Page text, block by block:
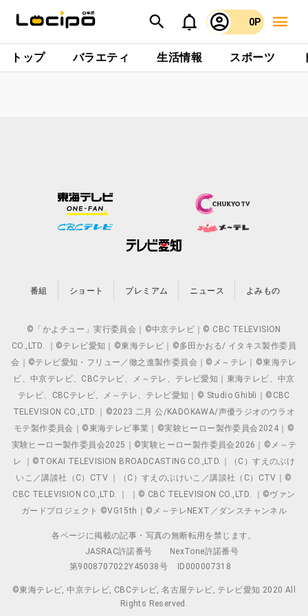
0P
トップ バラエティ 生活情報 スポーツ
番組 ショート プレミアム ニュース よみもの
©「かよチュー」実行委員会｜©中京テレビ｜© CBC TELEVISION
CO.,LTD. ｜©テレビ愛知｜©東海テレビ｜©多田かおる/ イタキス製作委員
会｜©テレビ愛知・フリュー／徹之進製作委員会｜©メ～テレ｜©東海テレ
ビ、中京テレビ、CBCテレビ、メ～テレ、テレビ愛知｜東海テレビ、中京
テレビ、CBCテレビ、メ～テレ、テレビ愛知｜© Studio Ghibli｜©CBC
TELEVISION CO.,LTD.｜©2023 二月 公/KADOKAWA/声優ラジオのウラオ
モテ製作委員会｜©東海テレビ事業｜©実験ヒーロー製作委員会2024｜©
実験ヒーロー製作委員会2025｜©実験ヒーロー製作委員会2026｜©メ～テ
レ ｜©TOKAI TELEVISION BROADCASTING CO.,LTD.｜（C）すえのぶけ
いこ／講談社（C）CTV ｜（C）すえのぶけいこ／講談社（C）CTV｜©
CBC TELEVISION CO.,LTD. ｜ ｜© CBC TELEVISION CO.,LTD. ｜©ヴァン
ガードプロジェクト ©VG15th｜©メ～テレNEXT／ダンスチャンネル
各ページに掲載の記事・写真の無断転用を禁じます。
JASRAC許諾番号
NexTone許諾番号
第9008707022Y45038号
ID000007318
©東海テレビ, 中京テレビ, CBCテレビ, 名古屋テレビ, テレビ愛知 2020 All
Rights Reserved.